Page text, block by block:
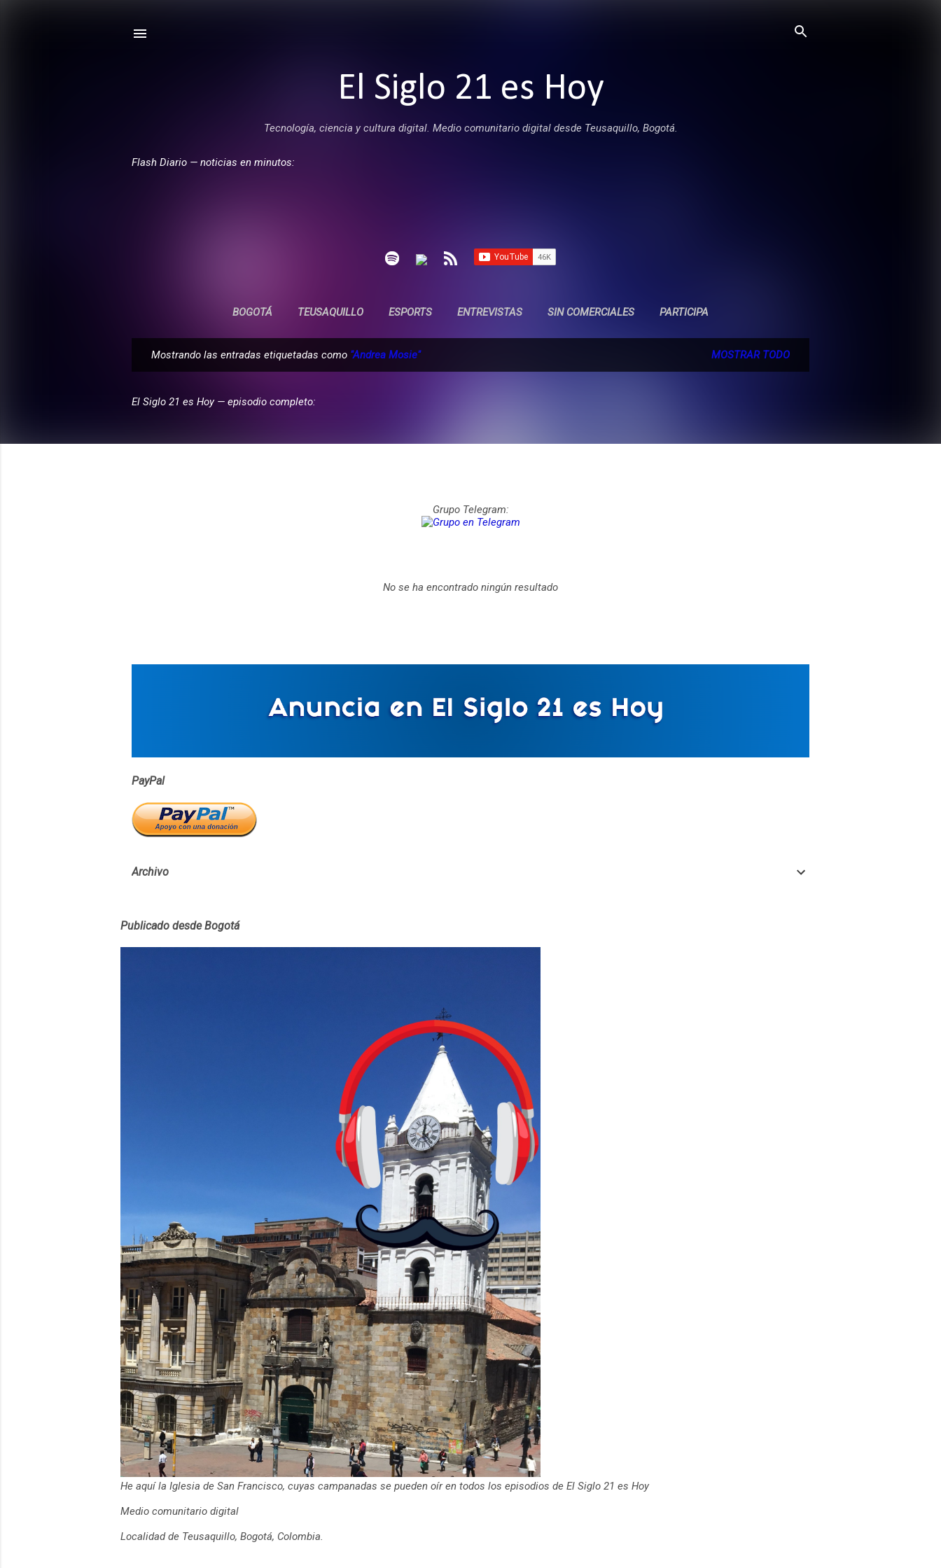
El Siglo 21 es Hoy
Tecnología, ciencia y cultura digital. Medio comunitario digital desde Teusaquillo, Bogotá.
Flash Diario — noticias en minutos:
BOGOTÁ TEUSAQUILLO ESPORTS ENTREVISTAS SIN COMERCIALES PARTICIPA
t
Mostrando las entradas etiquetadas como "Andrea Mosie" MOSTRAR TODO
El Siglo 21 es Hoy — episodio completo:
Grupo Telegram:
No se ha encontrado ningún resultado
PayPal
Archivo
Publicado desde Bogotá
He aquí la Iglesia de San Francisco, cuyas campanadas se pueden oír en todos los episodios de El Siglo 21 es Hoy
Medio comunitario digital
Localidad de Teusaquillo, Bogotá, Colombia.